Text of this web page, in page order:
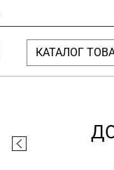
КАТАЛОГ